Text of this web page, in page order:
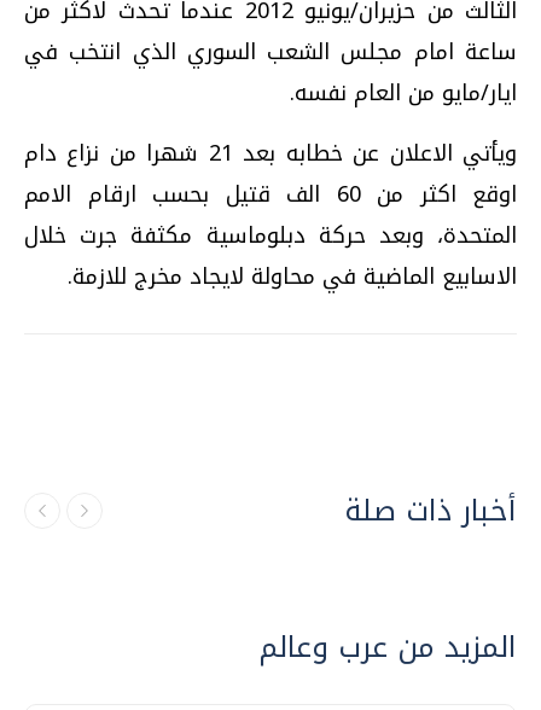
الثالث من حزيران/يونيو 2012 عندما تحدث لاكثر من
ساعة امام مجلس الشعب السوري الذي انتخب في
ايار/مايو من العام نفسه.
ويأتي الاعلان عن خطابه بعد 21 شهرا من نزاع دام
اوقع اكثر من 60 الف قتيل بحسب ارقام الامم
المتحدة، وبعد حركة دبلوماسية مكثفة جرت خلال
الاسابيع الماضية في محاولة لايجاد مخرج للازمة.
أخبار ذات صلة
المزيد من عرب وعالم